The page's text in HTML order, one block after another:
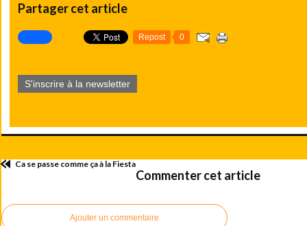
Partager cet article
Repost 0
S'inscrire à la newsletter
Ca se passe comme ça à la Fiesta
Commenter cet article
Ajouter un commentaire